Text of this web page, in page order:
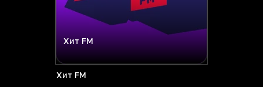
Хит FM
Хит FM